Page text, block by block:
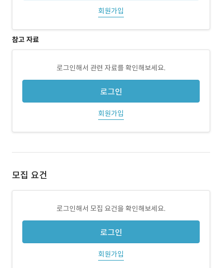
회원가입
참고 자료
로그인해서 관련 자료를 확인해보세요.
로그인
회원가입
모집 요건
로그인해서 모집 요건을 확인해보세요.
로그인
회원가입